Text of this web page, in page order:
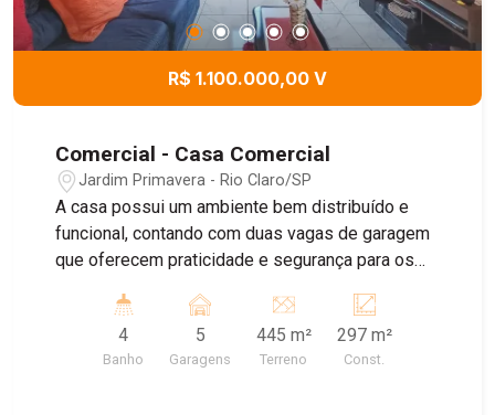
seguro.
R$ 1.100.000,00 V
Comercial - Casa Comercial
Jardim Primavera - Rio Claro/SP
A casa possui um ambiente bem distribuído e
funcional, contando com duas vagas de garagem
que oferecem praticidade e segurança para os
que proporcionam conforto e versatilidade,
podendo ser utilizadas tanto para momentos de
convivência quanto para receber visitas. O imóvel
4
Banho
5
Garagens
445 m²
Terreno
297 m²
Const.